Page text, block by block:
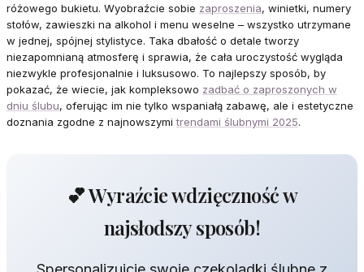
różowego bukietu. Wyobraźcie sobie zaproszenia, winietki, numery
stołów, zawieszki na alkohol i menu weselne – wszystko utrzymane
w jednej, spójnej stylistyce. Taka dbałość o detale tworzy
niezapomnianą atmosferę i sprawia, że cała uroczystość wygląda
niezwykle profesjonalnie i luksusowo. To najlepszy sposób, by
pokazać, że wiecie, jak kompleksowo zadbać o zaproszonych w
dniu ślubu, oferując im nie tylko wspaniałą zabawę, ale i estetyczne
doznania zgodne z najnowszymitrendami ślubnymi 2025.
💕 Wyraźcie wdzięczność w
najsłodszy sposób!